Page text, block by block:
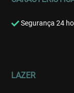
Segurança 24
LAZER